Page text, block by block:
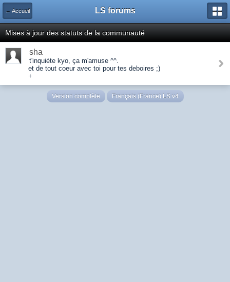
← Accueil LS forums
Mises à jour des statuts de la communauté
sha
t'inquiéte kyo, ça m'amuse ^^.
et de tout coeur avec toi pour tes deboires ;)
+
Version complète Français (France) LS v4